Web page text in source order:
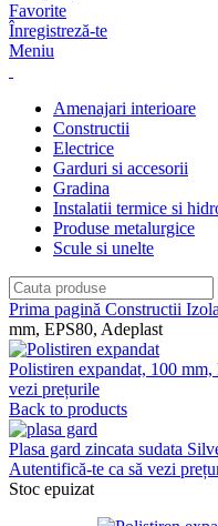
Favorite
Înregistreză-te
Meniu
Amenajari interioare
Constructii
Electrice
Garduri si accesorii
Gradina
Instalatii termice si
Produse metalurgice
Scule si unelte
Prima pagină Constructii
mm, EPS80, Adeplast
Polistiren expandat, 100
vezi prețurile
Back to products
Plasa gard zincata sudata
Autentifică-te ca să vezi
Stoc epuizat